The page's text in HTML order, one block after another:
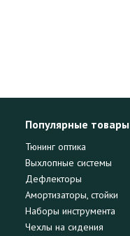
Популярные товары
Тюнинг оптика
Выхлопные системы
Дефлекторы
Амортизаторы, стойки
Наборы инструмента
Чехлы на сидения